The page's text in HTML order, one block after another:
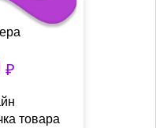
₽
товара